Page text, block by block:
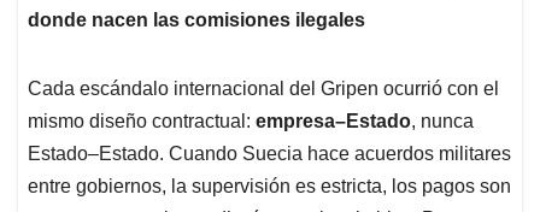
donde nacen las comisiones ilegales
Cada escándalo internacional del Gripen ocurrió con el
mismo diseño contractual: empresa–Estado, nunca
Estado–Estado. Cuando Suecia hace acuerdos militares
entre gobiernos, la supervisión es estricta, los pagos son